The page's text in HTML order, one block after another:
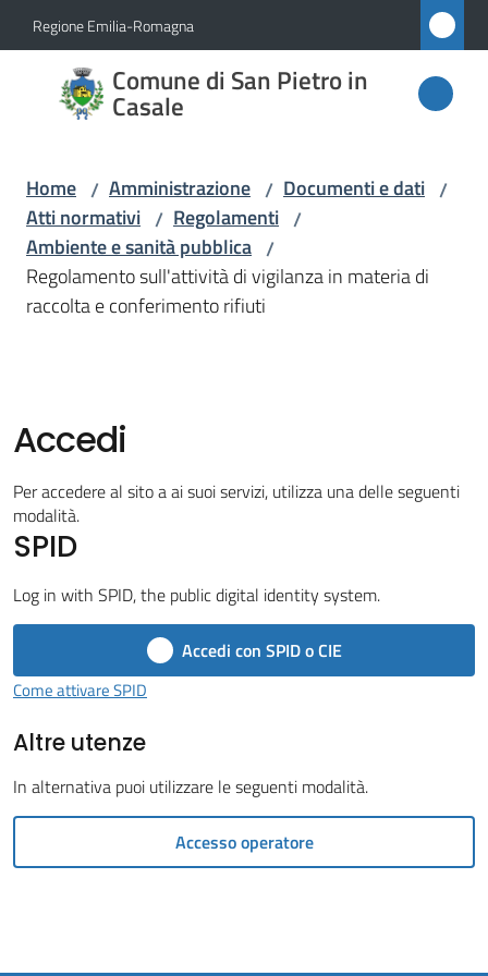
Vai al contenuto
Vai alla navigazione
Vai al footer
Regione Emilia-Romagna
Comune di San Pietro in
Casale
Comune
di San
Casale
Amministrazione
Servizi
Vivere
il
Comune
Amministrazione
Tutti
gli
Home / Amministrazione / Documenti e dati /
Atti normativi / Regolamenti /
Ambiente e sanità pubblica /
Regolamento sull'attività di vigilanza in materia di
raccolta e conferimento rifiuti
Accedi
Per accedere al sito a ai suoi servizi, utilizza una delle seguenti
modalità.
SPID
Log in with SPID, the public digital identity system.
Accedi con SPID o CIE
Come attivare SPID
Altre utenze
In alternativa puoi utilizzare le seguenti modalità.
Accesso operatore